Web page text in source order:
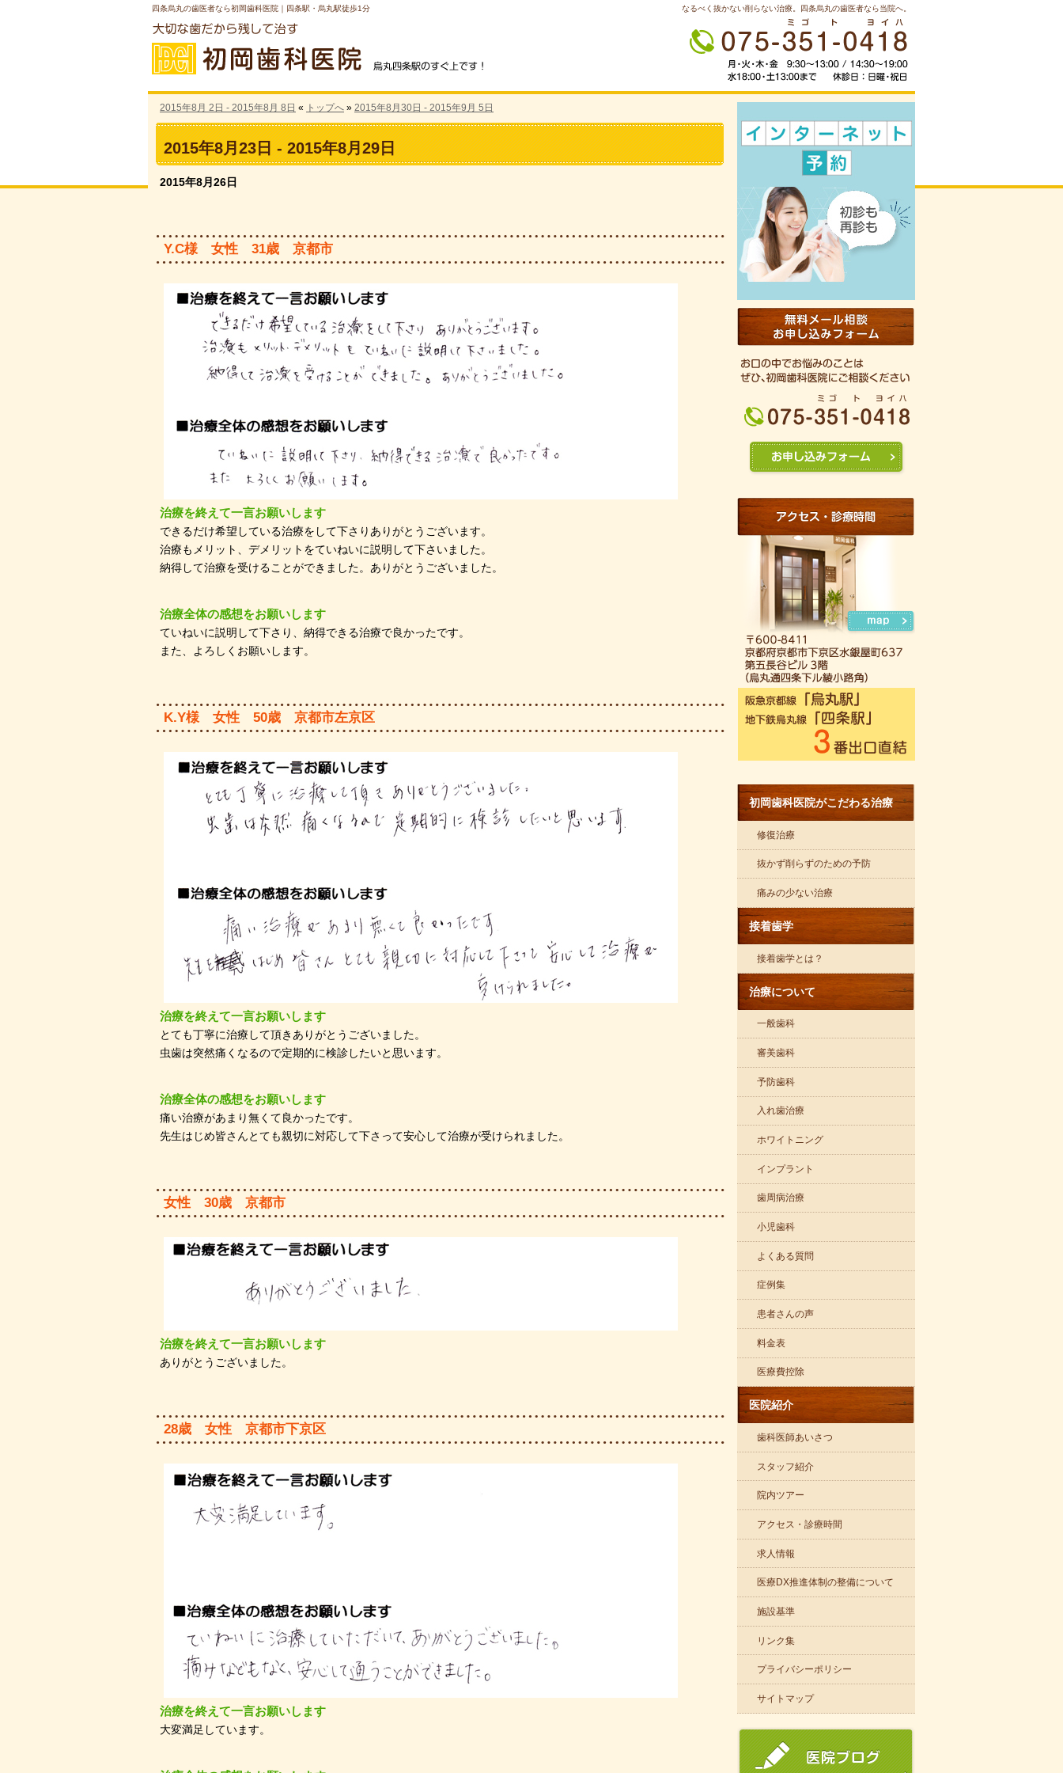
2015年8月23日 - 2015年8月29日
なるべく抜かない削らない治療。四条烏丸の歯医者なら当院へ。
四条烏丸の歯医者なら初岡歯科医院｜四条駅・烏丸駅徒歩1分
2015年8月 2日 - 2015年8月 8日 « トップへ » 2015年8月30日 - 2015年9月 5日
2015年8月26日
Y.C様 女性 31歳 京都市
治療を終えて一言お願いします
できるだけ希望している治療をして下さりありがとうございます。
治療もメリット、デメリットをていねいに説明して下さいました。
納得して治療を受けることができました。ありがとうございました。
治療全体の感想をお願いします
ていねいに説明して下さり、納得できる治療で良かったです。
また、よろしくお願いします。
K.Y様 女性 50歳 京都市左京区
治療を終えて一言お願いします
とても丁寧に治療して頂きありがとうございました。
虫歯は突然痛くなるので定期的に検診したいと思います。
治療全体の感想をお願いします
痛い治療があまり無くて良かったです。
先生はじめ皆さんとても親切に対応して下さって安心して治療が受けられました。
女性 30歳 京都市
治療を終えて一言お願いします
ありがとうございました。
28歳 女性 京都市下京区
治療を終えて一言お願いします
大変満足しています。
初岡歯科医院がこだわる治療
修復治療
抜かず削らずのための予防
痛みの少ない治療
接着歯学
接着歯学とは？
治療について
一般歯科
審美歯科
予防歯科
入れ歯治療
ホワイトニング
インプラント
歯周病治療
小児歯科
よくある質問
症例集
患者さんの声
料金表
医療費控除
医院紹介
歯科医師あいさつ
スタッフ紹介
院内ツアー
アクセス・診療時間
求人情報
医療DX推進体制の整備について
施設基準
リンク集
プライバシーポリシー
サイトマップ
コールバック予約